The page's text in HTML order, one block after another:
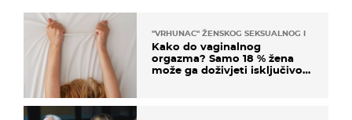
"VRHUNAC" ŽENSKOG SEKSUALNOG ISKUSTVA
Kako do vaginalnog
orgazma? Samo 18 % žena
može ga doživjeti isključivo